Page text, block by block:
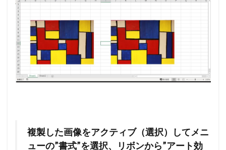
複製した画像をアクティブ（選択）してメニ
ューの”書式”を選択、リボンから”アート効